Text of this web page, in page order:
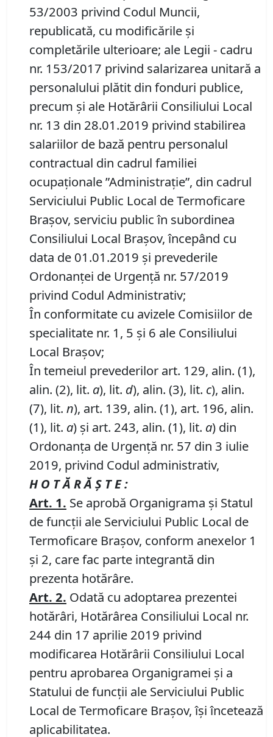
53/2003 privind Codul Muncii,
republicată, cu modificările şi
completările ulterioare; ale Legii - cadru
nr. 153/2017 privind salarizarea unitară a
personalului plătit din fonduri publice,
precum și ale Hotărârii Consiliului Local
nr. 13 din 28.01.2019 privind stabilirea
salariilor de bază pentru personalul
contractual din cadrul familiei
ocupaționale ”Administrație”, din cadrul
Serviciului Public Local de Termoficare
Brașov, serviciu public în subordinea
Consiliului Local Brașov, începând cu
data de 01.01.2019 și prevederile
Ordonanței de Urgență nr. 57/2019
privind Codul Administrativ;
În conformitate cu avizele Comisiilor de
specialitate nr. 1, 5 și 6 ale Consiliului
Local Brașov;
În temeiul prevederilor art. 129, alin. (1),
alin. (2), lit. a), lit. d), alin. (3), lit. c), alin.
(7), lit. n), art. 139, alin. (1), art. 196, alin.
(1), lit. a) și art. 243, alin. (1), lit. a) din
Ordonanța de Urgență nr. 57 din 3 iulie
2019, privind Codul administrativ,
H O T Ă R Ă Ş T E :
Art. 1. Se aprobă Organigrama și Statul
de funcţii ale Serviciului Public Local de
Termoficare Brașov, conform anexelor 1
și 2, care fac parte integrantă din
prezenta hotărâre.
Art. 2. Odată cu adoptarea prezentei
hotărâri, Hotărârea Consiliului Local nr.
244 din 17 aprilie 2019 privind
modificarea Hotărârii Consiliului Local
pentru aprobarea Organigramei şi a
Statului de funcţii ale Serviciului Public
Local de Termoficare Braşov, îşi încetează
aplicabilitatea.